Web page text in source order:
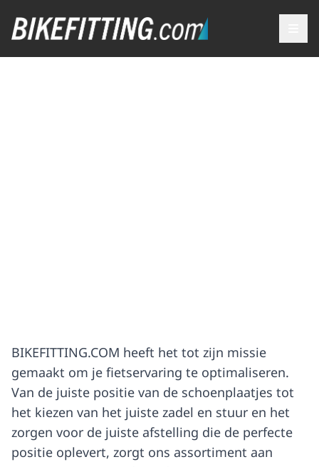
BIKEFITTING.COM heeft het tot zijn missie
gemaakt om je fietservaring te optimaliseren.
Van de juiste positie van de schoenplaatjes tot
het kiezen van het juiste zadel en stuur en het
zorgen voor de juiste afstelling die de perfecte
positie oplevert, zorgt ons assortiment aan